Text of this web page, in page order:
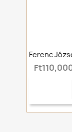
Ferenc